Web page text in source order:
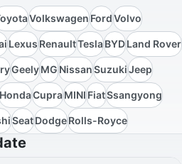
VolkswagenFordVolvo
LexusRenaultTeslaBYDLand Rover
GeelyMGNissanSuzukiJeep
HondaCupraMINIFiatSsangyong
SeatDodgeRolls-Royce